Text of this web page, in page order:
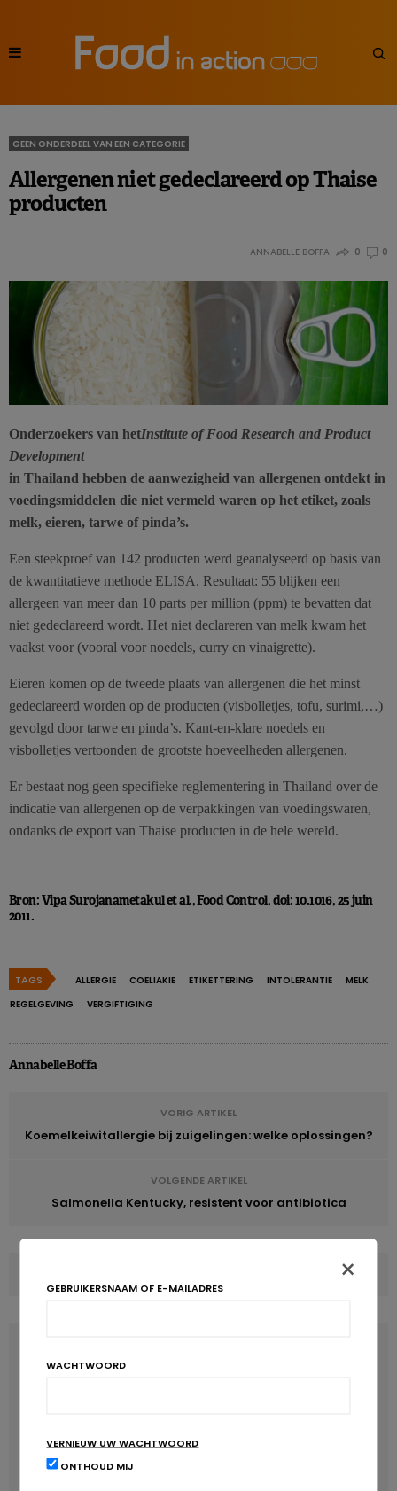
GEEN ONDERDEEL VAN EEN CATEGORIE
Allergenen niet gedeclareerd op Thaise
producten
ANNABELLE BOFFA 0 0
Onderzoekers van hetInstitute of Food Research and Product
Development
in Thailand hebben de aanwezigheid van allergenen ontdekt in
voedingsmiddelen die niet vermeld waren op het etiket, zoals
melk, eieren, tarwe of pinda’s.
Een steekproef van 142 producten werd geanalyseerd op basis van
de kwantitatieve methode ELISA. Resultaat: 55 blijken een
allergeen van meer dan 10 parts per million (ppm) te bevatten dat
niet gedeclareerd wordt. Het niet declareren van melk kwam het
vaakst voor (vooral voor noedels, curry en vinaigrette).
Eieren komen op de tweede plaats van allergenen die het minst
gedeclareerd worden op de producten (visbolletjes, tofu, surimi,…)
gevolgd door tarwe en pinda’s. Kant-en-klare noedels en
visbolletjes vertoonden de grootste hoeveelheden allergenen.
Er bestaat nog geen specifieke reglementering in Thailand over de
indicatie van allergenen op de verpakkingen van voedingswaren,
ondanks de export van Thaise producten in de hele wereld.
Bron: Vipa Surojanametakul et al., Food Control, doi: 10.1016, 25 juin
2011.
TAGS ALLERGIE COELIAKIE ETIKETTERING INTOLERANTIE
MELK
REGELGEVING
VERGIFTIGING
Annabelle Boffa
VORIG ARTIKEL
Koemelkeiwitallergie bij zuigelingen: welke oplossingen?
VOLGENDE ARTIKEL
Salmonella Kentucky, resistent voor antibiotica
×
GEBRUIKERSNAAM OF E-MAILADRES
WACHTWOORD
VERNIEUW UW WACHTWOORD
ONTHOUD MIJ